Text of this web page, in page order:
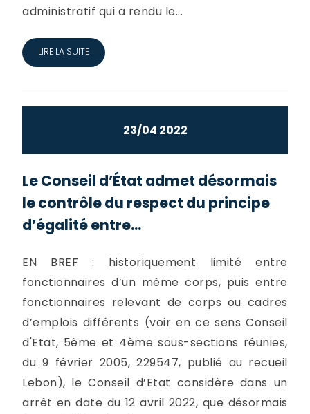
administratif qui a rendu le...
LIRE LA SUITE
23/04 2022
Le Conseil d’État admet désormais
le contrôle du respect du principe
d’égalité entre...
EN BREF : historiquement limité entre
fonctionnaires d’un même corps, puis entre
fonctionnaires relevant de corps ou cadres
d’emplois différents (voir en ce sens Conseil
d'Etat, 5ème et 4ème sous-sections réunies,
du 9 février 2005, 229547, publié au recueil
Lebon), le Conseil d’Etat considère dans un
arrêt en date du 12 avril 2022, que désormais